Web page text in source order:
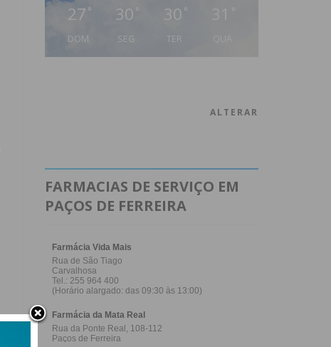
27 °
DOM
30 °
SEG
30 °
TER
31 °
ALTERAR
FARMACIAS DE SERVIÇO EM
PAÇOS DE FERREIRA